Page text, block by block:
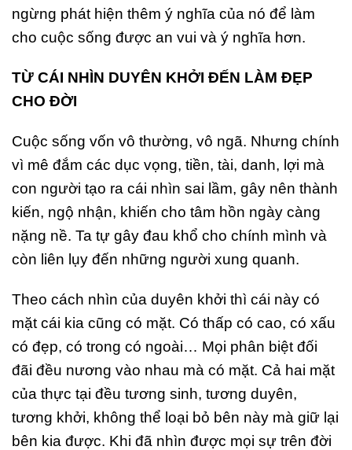
ngừng phát hiện thêm ý nghĩa của nó để làm
cho cuộc sống được an vui và ý nghĩa hơn.
TỪ CÁI NHÌN DUYÊN KHỞI ĐẾN LÀM ĐẸP
CHO ĐỜI
Cuộc sống vốn vô thường, vô ngã. Nhưng chính
vì mê đắm các dục vọng, tiền, tài, danh, lợi mà
con người tạo ra cái nhìn sai lầm, gây nên thành
kiến, ngộ nhận, khiến cho tâm hồn ngày càng
nặng nề. Ta tự gây đau khổ cho chính mình và
còn liên lụy đến những người xung quanh.
Theo cách nhìn của duyên khởi thì cái này có
mặt cái kia cũng có mặt. Có thấp có cao, có xấu
có đẹp, có trong có ngoài… Mọi phân biệt đối
đãi đều nương vào nhau mà có mặt. Cả hai mặt
của thực tại đều tương sinh, tương duyên,
tương khởi, không thể loại bỏ bên này mà giữ lại
bên kia được. Khi đã nhìn được mọi sự trên đời